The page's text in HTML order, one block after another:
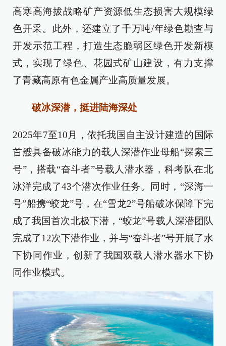
高寒高海拔战略矿产资源低生态损害大规模绿
色开采。此外，还建立了千万吨/年绿色勘查与
开发示范工程，打造生态脆弱区绿色开发新模
式，实现了绿色、花园式矿山建设，有力支撑
了青藏高原有色金属产业高质量发展。
破冰深潜，挺进陆海深处
2025年7至10月，依托我国自主设计建造的国际
首艘具备破冰能力的载人深潜作业母船“探索三
号”，搭载“奋斗者”号载人潜水器，科考队在北
冰洋完成了43个潜次作业任务。同时，“深海一
号”船携“蛟龙”号，在“雪龙2”号船破冰保障下完
成了我国首次北极下潜，“蛟龙”号载人深潜团队
完成了12次下潜作业，并与“奋斗者”号开展了水
下协同作业，创新了我国双载人潜水器水下协
同作业模式。